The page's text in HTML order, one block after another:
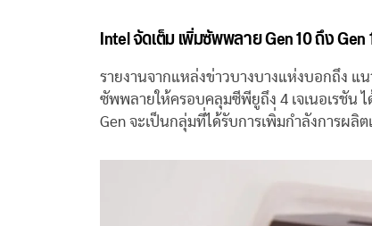
Intel จัดเต็ม เพิ่มซัพพลาย Gen 10 ถึง Gen
รายงานจากแหล่งข่าวบางบางแห่งบอกถึง แ
ซัพพลายให้ครอบคลุมซีพียูถึง 4 เจเนอเรชัน
Gen จะเป็นกลุ่มที่ได้รับการเพิ่มกำลังการผลิ